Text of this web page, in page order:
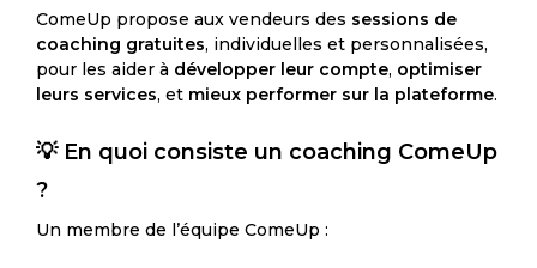
ComeUp propose aux vendeurs des sessions de
coaching gratuites, individuelles et personnalisées,
pour les aider à développer leur compte, optimiser
leurs services, et mieux performer sur la plateforme.
💡 En quoi consiste un coaching ComeUp
?
Un membre de l’équipe ComeUp :